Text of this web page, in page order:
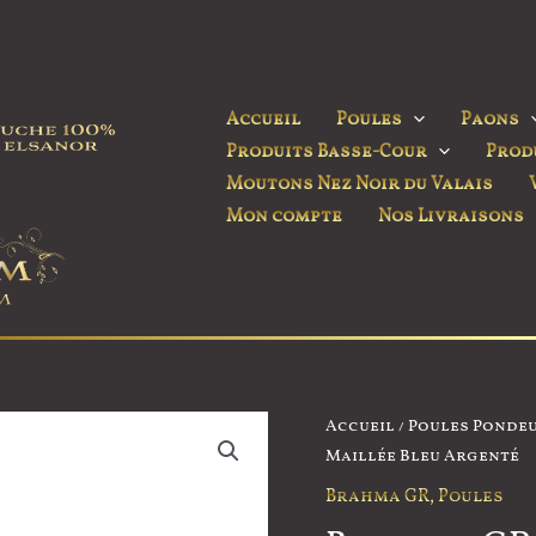
Accueil
Poules Paons
Produits Basse-Cour
Moutons Nez Noir du Valais
Mon compte
Nos Livraisons
Accueil / Poules
Maillée Bleu Argenté
Brahma GR, Poules